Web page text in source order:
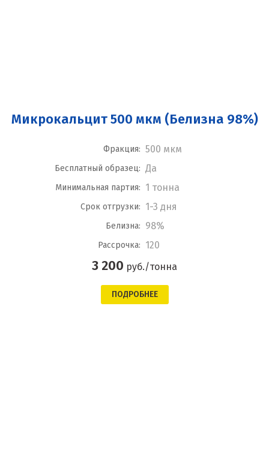
Микрокальцит 500 мкм (Белизна 98%)
Фракция: 500 мкм
Бесплатный образец: Да
Минимальная партия: 1 тонна
Срок отгрузки: 1-3 дня
Белизна: 98%
Рассрочка: 120
3 200 руб./тонна
ПОДРОБНЕЕ